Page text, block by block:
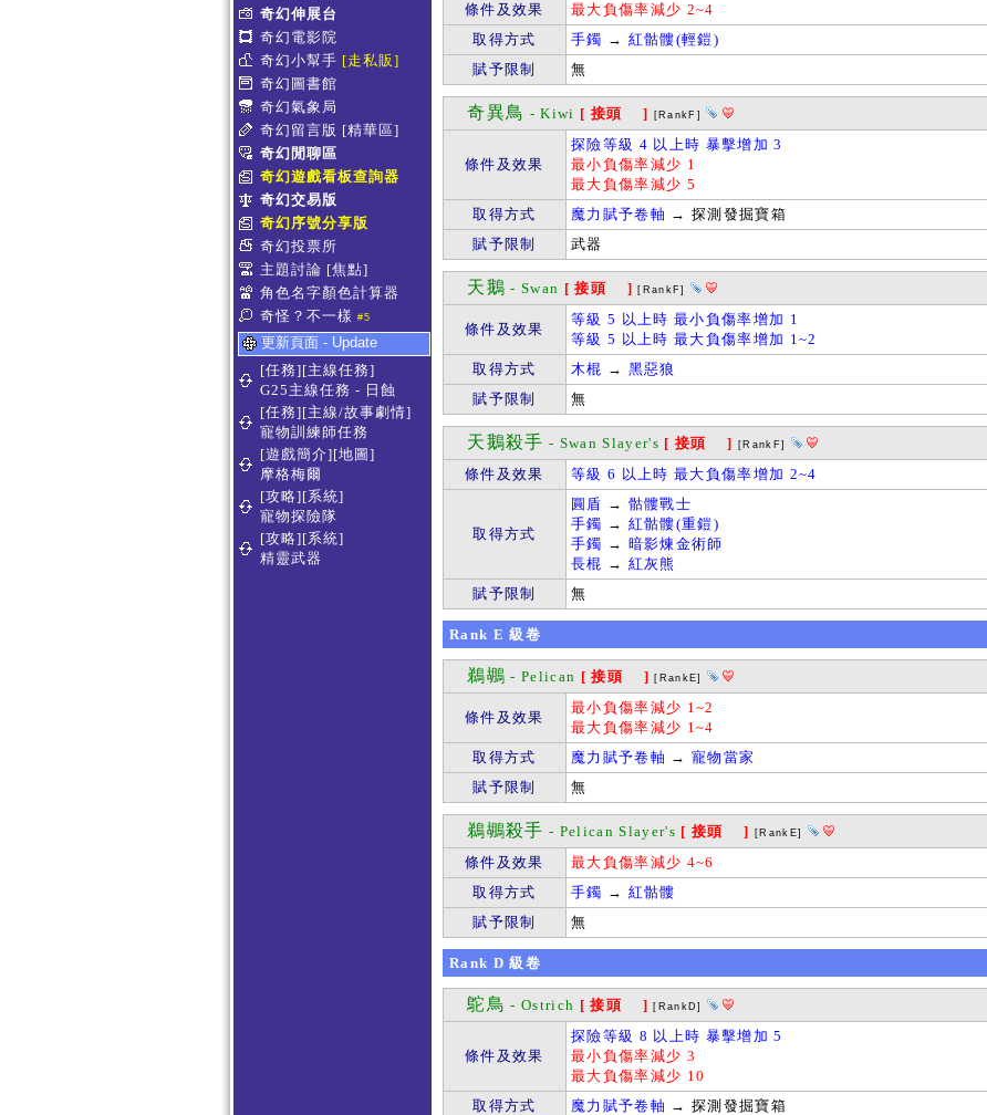
奇幻伸展台
奇幻電影院
奇幻小幫手 [走私販]
奇幻圖書館
奇幻氣象局
奇幻留言版 [精華區]
奇幻閒聊區
奇幻遊戲看板查詢器
奇幻交易版
奇幻序號分享版
奇幻投票所
主題討論 [焦點]
角色名字顏色計算器
奇怪？不一樣 #5
更新頁面 - Update
[任務][主線任務]
G25主線任務 - 日蝕
[任務][主線/故事劇情]
寵物訓練師任務
[遊戲簡介][地圖]
摩格梅爾
[攻略][系統]
寵物探險隊
[攻略][系統]
精靈武器
條件及效果
最大負傷率減少 2~4
取得方式
手鐲 → 紅骷髏(輕鎧)
賦予限制
無
奇異鳥 - Kiwi [ 接頭 ] [RankF]
條件及效果
探險等級 4 以上時 暴擊增加 3
最小負傷率減少 1
最大負傷率減少 5
取得方式
魔力賦予卷軸 → 探測發掘寶箱
賦予限制
武器
天鵝 - Swan [ 接頭 ] [RankF]
條件及效果
等級 5 以上時 最小負傷率增加 1
等級 5 以上時 最大負傷率增加 1~2
取得方式
木棍 → 黑惡狼
賦予限制
無
天鵝殺手 - Swan Slayer's [ 接頭 ] [RankF]
條件及效果 等級 6 以上時 最大負傷率增加 2~4
取得方式
圓盾 → 骷髏戰士
手鐲 → 紅骷髏(重鎧)
手鐲 → 暗影煉金術師
長棍 → 紅灰熊
賦予限制
無
Rank E 級卷
鵜鶘 - Pelican [ 接頭 ] [RankE]
條件及效果
最小負傷率減少 1~2
最大負傷率減少 1~4
取得方式
魔力賦予卷軸 → 寵物當家
賦予限制
無
鵜鶘殺手 - Pelican Slayer's [ 接頭 ] [RankE]
條件及效果
最大負傷率減少 4~6
取得方式
手鐲 → 紅骷髏
賦予限制
無
Rank D 級卷
鴕鳥 - Ostrich [ 接頭 ] [RankD]
條件及效果
探險等級 8 以上時 暴擊增加 5
最小負傷率減少 3
最大負傷率減少 10
取得方式
魔力賦予卷軸 → 探測發掘寶箱